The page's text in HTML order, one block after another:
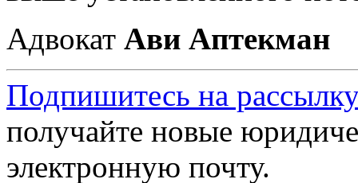
Адвокат Ави Аптекман
Подпишитесь на
получайте новые
электронную почту.